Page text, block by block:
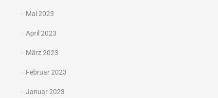
Mai 2023
April 2023
März 2023
Februar 2023
Januar 2023